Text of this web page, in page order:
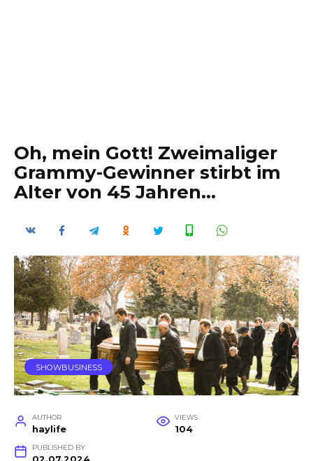
Oh, mein Gott! Zweimaliger
Grammy-Gewinner stirbt im
Alter von 45 Jahren…
SHOWBUSINESS
AUTHOR
haylife
VIEWS
104
PUBLISHED BY